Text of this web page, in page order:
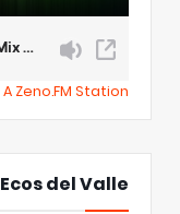
A Zeno.FM Station
Ecos del Valle